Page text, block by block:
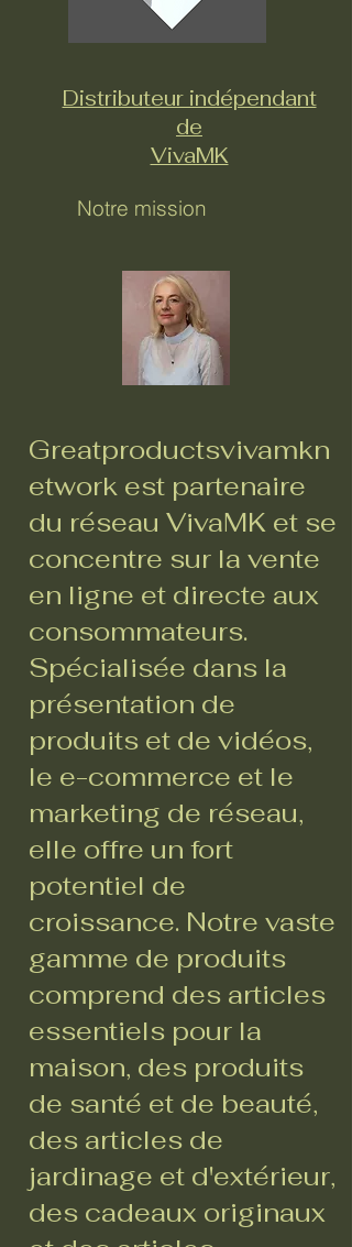
Distributeur indépendant
de
VivaMK
Notre mission
Greatproductsvivamkn
etwork est partenaire
du réseau VivaMK et se
concentre sur la vente
en ligne et directe aux
consommateurs.
Spécialisée dans la
présentation de
produits et de vidéos,
le e-commerce et le
marketing de réseau,
elle offre un fort
potentiel de
croissance. Notre vaste
gamme de produits
comprend des articles
essentiels pour la
maison, des produits
de santé et de beauté,
des articles de
jardinage et d'extérieur,
des cadeaux originaux